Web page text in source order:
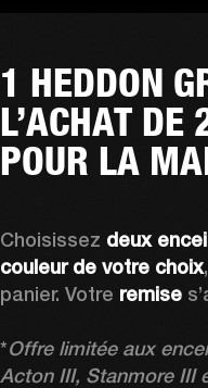
1 HEDDON
L’ACHAT DE
POUR LA
Choisissez deux
couleur de votre choix
panier. Votre remise
*Offre limitée aux
Acton III, Stanmore III